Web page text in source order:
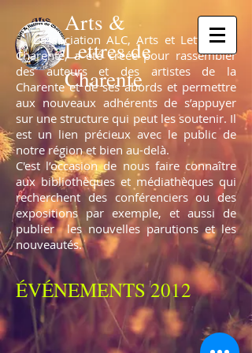
Arts &
Lettres de
Charente
L’association ALC, Arts et Lettres de
Charente, a été créée pour rassembler
des auteurs et des artistes de la
Charente et de ses abords et permettre
aux nouveaux adhérents de s’appuyer
sur une structure qui peut les soutenir. Il
est un lien précieux avec le public de
notre région et bien au-delà.
C'est l’occasion de nous faire connaître
aux bibliothèques et médiathèques qui
recherchent des conférenciers ou des
expositions par exemple, et aussi de
publier les nouvelles parutions et les
nouveautés.
ÉVÉNEMENTS 2012